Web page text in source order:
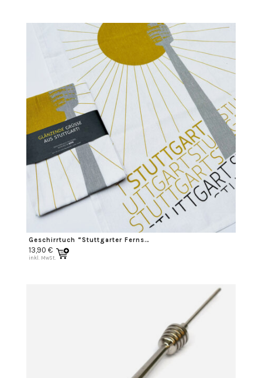
Geschirrtuch “Stuttgarter Fernsehturm”
13,90 €
inkl. MwSt.